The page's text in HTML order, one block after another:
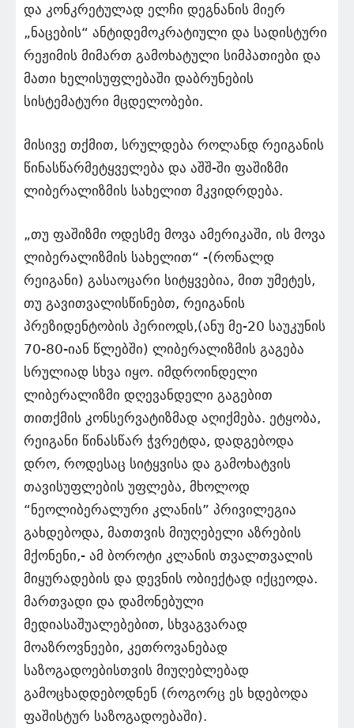
და კონკრეტულად ელჩი დეგნანის მიერ
„ნაცების“ ანტიდემოკრატიული და სადისტური
რეჟიმის მიმართ გამოხატული სიმპათიები და
მათი ხელისუფლებაში დაბრუნების
სისტემატური მცდელობები.
მისივე თქმით, სრულდება როლანდ რეიგანის
წინასწარმეტყველება და აშშ-ში ფაშიზმი
ლიბერალიზმის სახელით მკვიდრდება.
„თუ ფაშიზმი ოდესმე მოვა ამერიკაში, ის მოვა
ლიბერალიზმის სახელით“ -(რონალდ
რეიგანი) გასაოცარი სიტყვებია, მით უმეტეს,
თუ გავითვალისწინებთ, რეიგანის
პრეზიდენტობის პერიოდს,(ანუ მე-20 საუკუნის
70-80-იან წლებში) ლიბერალიზმის გაგება
სრულიად სხვა იყო. იმდროინდელი
ლიბერალიზმი დღევანდელი გაგებით
თითქმის კონსერვატიზმად აღიქმება. ეტყობა,
რეიგანი წინასწარ ჭვრეტდა, დადგებოდა
დრო, როდესაც სიტყვისა და გამოხატვის
თავისუფლების უფლება, მხოლოდ
“ნეოლიბერალური კლანის” პრივილეგია
გახდებოდა, მათთვის მიუღებელი აზრების
მქონენი,- ამ ბოროტი კლანის თვალთვალის
მიყურადების და დევნის ობიექტად იქცეოდა.
მართვადი და დამონებული
მედიასაშუალებებით, სხვაგვარად
მოაზროვნეები, კეთროვანებად
საზოგადოებისთვის მიუღებლებად
გამოცხადდებოდნენ (როგორც ეს ხდებოდა
ფაშისტურ საზოგადოებაში).